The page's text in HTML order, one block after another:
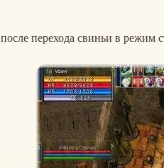
после перехода свиньи в режим